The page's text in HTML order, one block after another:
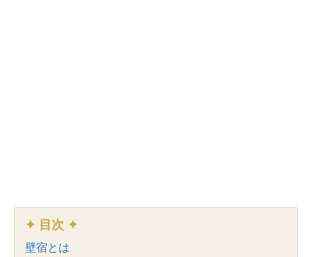
✦ 目次 ✦
壁宿とは